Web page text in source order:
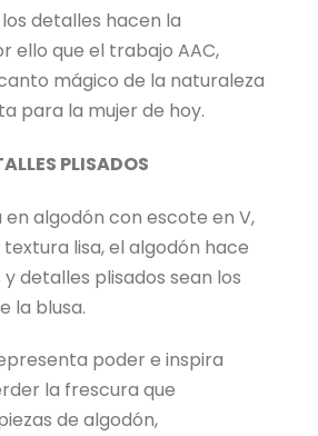
detalles hacen la
ello que el trabajo AAC,
mágico de la naturaleza
para la mujer de hoy.
PLISADOS
en algodón con escote en V,
lisa, el algodón hace
detalles plisados sean los
la blusa.
poder e inspira
la frescura que
de algodón,